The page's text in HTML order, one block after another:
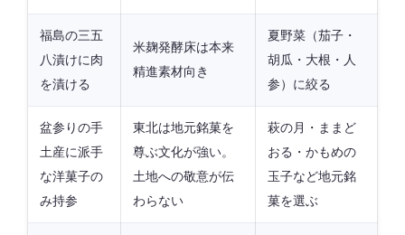
福島の三五
八漬けに肉
を漬ける
米麹発酵床は本来
精進素材向き
夏野菜（茄子・
胡瓜・大根・人
参）に絞る
盆参りの手
土産に派手
な洋菓子の
み持参
東北は地元銘菓を
尊ぶ文化が強い。
土地への敬意が伝
わらない
萩の月・ままど
おる・かもめの
玉子など地元銘
菓を選ぶ